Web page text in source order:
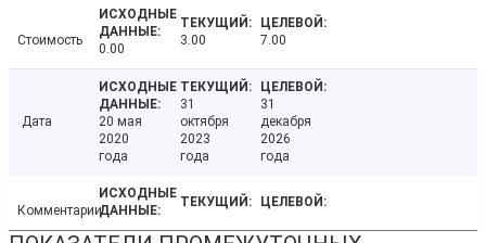
Стоимость
0.00
3.00 7.00
Дата
20 мая
2020
года
31
октября
2023
года
31
декабря
2026
года
Комментарии